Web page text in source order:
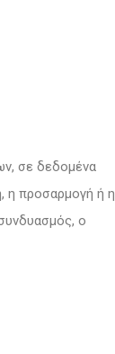
σε δεδομένα
η προσαρμογή ή η
ο